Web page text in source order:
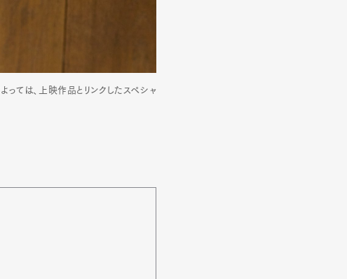
っては、上映作品とリンクしたスペシャ